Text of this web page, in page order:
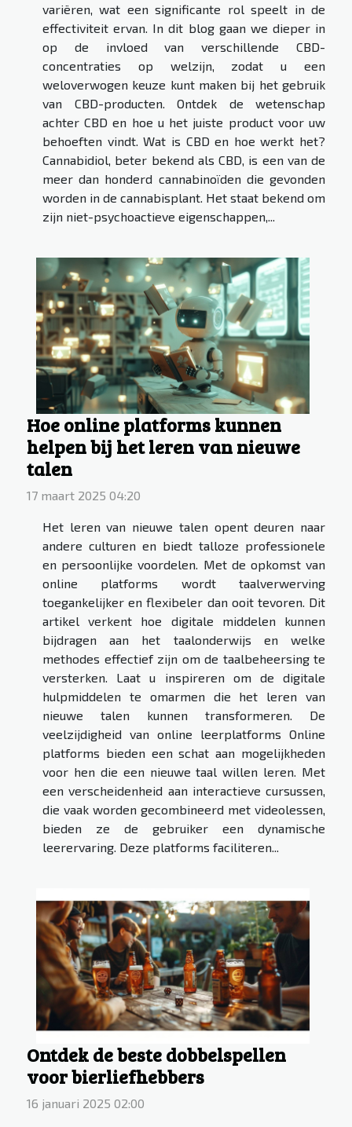
variëren, wat een significante rol speelt in de
effectiviteit ervan. In dit blog gaan we dieper in
op de invloed van verschillende CBD-
concentraties op welzijn, zodat u een
weloverwogen keuze kunt maken bij het gebruik
van CBD-producten. Ontdek de wetenschap
achter CBD en hoe u het juiste product voor uw
behoeften vindt. Wat is CBD en hoe werkt het?
Cannabidiol, beter bekend als CBD, is een van de
meer dan honderd cannabinoïden die gevonden
worden in de cannabisplant. Het staat bekend om
zijn niet-psychoactieve eigenschappen,...
Hoe online platforms kunnen
helpen bij het leren van nieuwe
talen
17 maart 2025 04:20
Het leren van nieuwe talen opent deuren naar
andere culturen en biedt talloze professionele
en persoonlijke voordelen. Met de opkomst van
online platforms wordt taalverwerving
toegankelijker en flexibeler dan ooit tevoren. Dit
artikel verkent hoe digitale middelen kunnen
bijdragen aan het taalonderwijs en welke
methodes effectief zijn om de taalbeheersing te
versterken. Laat u inspireren om de digitale
hulpmiddelen te omarmen die het leren van
nieuwe talen kunnen transformeren. De
veelzijdigheid van online leerplatforms Online
platforms bieden een schat aan mogelijkheden
voor hen die een nieuwe taal willen leren. Met
een verscheidenheid aan interactieve cursussen,
die vaak worden gecombineerd met videolessen,
bieden ze de gebruiker een dynamische
leerervaring. Deze platforms faciliteren...
Ontdek de beste dobbelspellen
voor bierliefhebbers
16 januari 2025 02:00